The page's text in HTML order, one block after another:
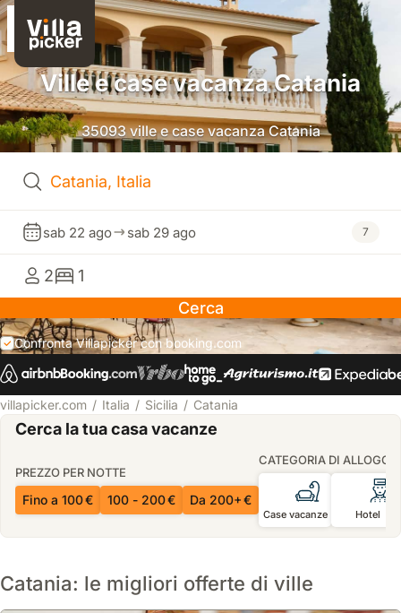
Ville e case vacanza Catania
35093 ville e case vacanza Catania
sab 22 ago sab 29 ago 7
2
1
Cerca
Confronta Villapicker con booking.com
villapicker.com Italia Sicilia Catania
Cerca la tua casa vacanze
PREZZO PER NOTTE
Fino a 100 € 100 - 200 € Da 200+ €
CATEGORIA DI
Case vacanze Hotel
Catania: le migliori offerte di ville